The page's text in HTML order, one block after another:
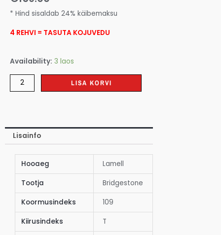
* Hind sisaldab 24% käibemaksu
4 REHVI = TASUTA KOJUVEDU
Availability: 3 laos
LISA KORVI
Lisainfo
Hooaeg Lamell
Tootja Bridgestone
Koormusindeks 109
Kiirusindeks T